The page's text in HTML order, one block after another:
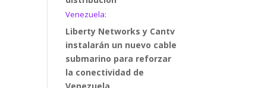
Venezuela:
Liberty Networks y Cantv
instalarán un nuevo cable
submarino para reforzar
la conectividad de